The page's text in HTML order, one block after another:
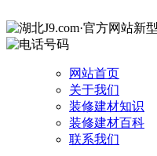
网站首页
关于我们
装修建材知识
装修建材百科
联系我们